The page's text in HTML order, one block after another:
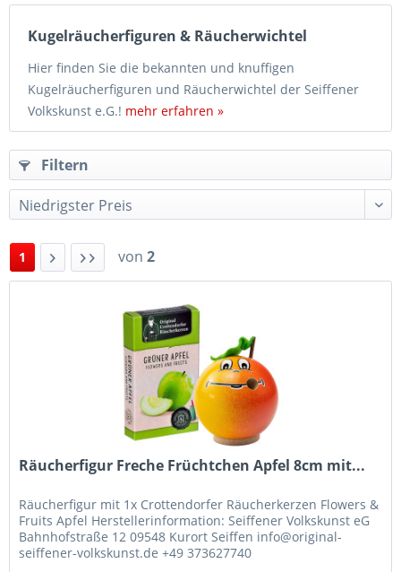
Kugelräucherfiguren & Räucherwichtel
Hier finden Sie die bekannten und knuffigen
Kugelräucherfiguren und Räucherwichtel der Seiffener
Volkskunst e.G.! mehr erfahren »
Filtern
1 von 2
Räucherfigur Freche Früchtchen Apfel 8cm mit...
Räucherfigur mit 1x Crottendorfer Räucherkerzen Flowers &
Fruits Apfel Herstellerinformation: Seiffener Volkskunst eG
Bahnhofstraße 12 09548 Kurort Seiffen info@original-
seiffener-volkskunst.de +49 373627740